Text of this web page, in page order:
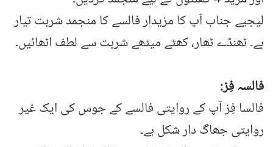
لیجیے جناب آپ کا مزیدار فالسے کا منجمد شربت تیار
ہے۔ ٹھنڈے ٹھار، کھٹے میٹھے شربت سے لطف اٹھائیں۔
فالسہ فِز:
فالسا فِز آپ کے روایتی فالسے کے جوس کی ایک غیر
روایتی جھاگ دار شکل ہے۔